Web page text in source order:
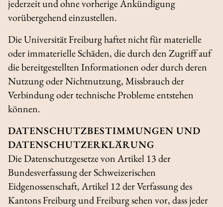
jederzeit und ohne vorherige Ankündigung
vorübergehend einzustellen.
Die Universität Freiburg haftet nicht für materielle
oder immaterielle Schäden, die durch den Zugriff auf
die bereitgestellten Informationen oder durch deren
Nutzung oder Nichtnutzung, Missbrauch der
Verbindung oder technische Probleme entstehen
können.
DATENSCHUTZBESTIMMUNGEN UND
DATENSCHUTZERKLÄRUNG
Die Datenschutzgesetze von Artikel 13 der
Bundesverfassung der Schweizerischen
Eidgenossenschaft, Artikel 12 der Verfassung des
Kantons Freiburg und Freiburg sehen vor, dass jeder